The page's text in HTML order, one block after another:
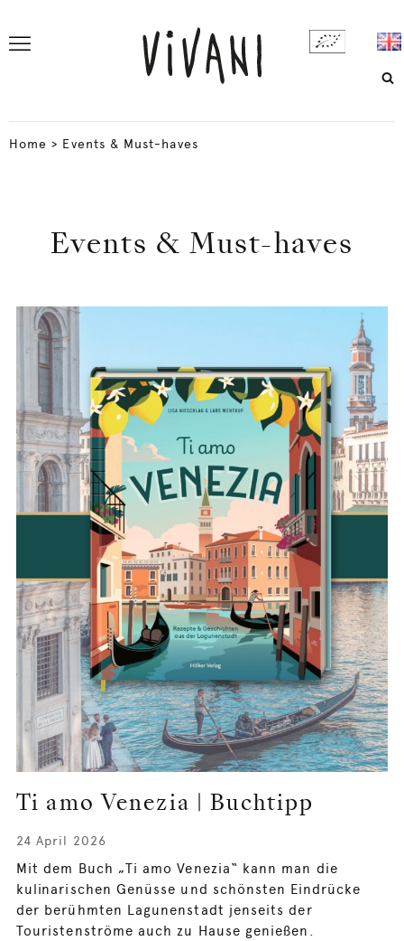
Home > Events & Must-haves
Events & Must-haves
Ti amo Venezia | Buchtipp
24 April 2026
Mit dem Buch „Ti amo Venezia“ kann man die
kulinarischen Genüsse und schönsten Eindrücke
der berühmten Lagunenstadt jenseits der
Touristenströme auch zu Hause genießen.